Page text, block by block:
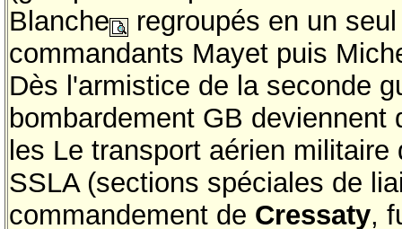
Blanche
regroupés en un
commandants Mayet puis
Dès l'armistice de la seconde
bombardement GB
les Le transport aérien
SSLA (sections spéciales de
commandement de Cressaty,